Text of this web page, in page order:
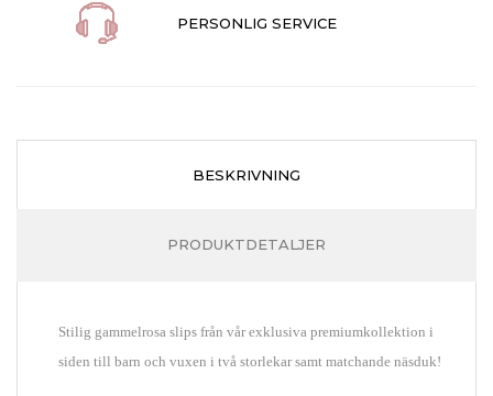
PERSONLIG SERVICE
BESKRIVNING
PRODUKTDETALJER
Stilig gammelrosa slips från vår exklusiva premiumkollektion i
siden till barn och vuxen i två storlekar samt matchande näsduk!